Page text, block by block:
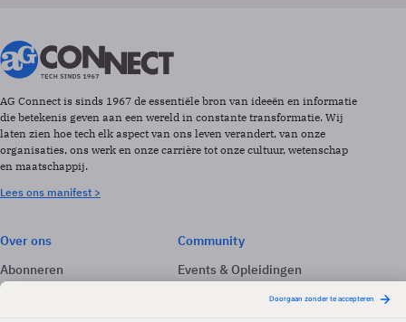
AG Connect is sinds 1967 de essentiële bron van ideeën en informatie
die betekenis geven aan een wereld in constante transformatie. Wij
laten zien hoe tech elk aspect van ons leven verandert, van onze
organisaties, ons werk en onze carrière tot onze cultuur, wetenschap
en maatschappij.
Lees ons manifest >
Over ons
Abonneren
Adverteren
Community
Events & Opleidingen